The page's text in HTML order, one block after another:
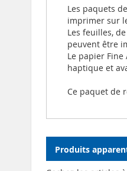
Les paquets
imprimer sur
Les feuilles,
peuvent être
Le papier
haptique et
Ce paquet de
Produits